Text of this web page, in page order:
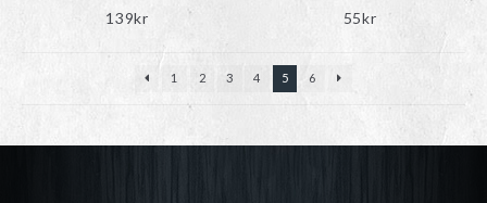
139kr 55kr
1 2 3 4 5 6